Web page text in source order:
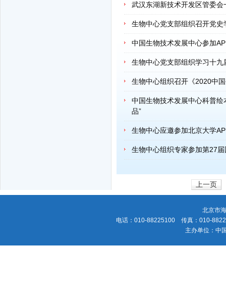
武汉东湖新技术开发区管委
生物中心党支部组织召开党
中国生物技术发展中心参加
生物中心党支部组织学习十
生物中心组织召开《2020中
中国生物技术发展中心科普
品”
生物中心应邀参加北京大学
生物中心组织专家参加第27
上一页
北京市
电话：010-88225100 传真：010-
主办单位：中